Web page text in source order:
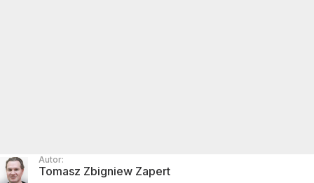
Autor:
Tomasz Zbigniew Zapert